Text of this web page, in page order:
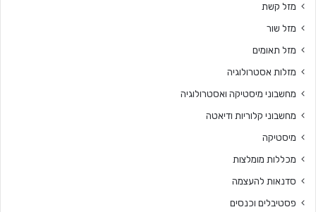
מזל קשת
מזל שור
מזל תאומים
מזלות אסטרולוגיה
מחשבוני מיסטיקה ואסטרולוגיה
מחשבוני קלוריות ודיאטה
מיסטיקה
מכללות מומלצות
סדנאות להעצמה
פסטיבלים וכנסים